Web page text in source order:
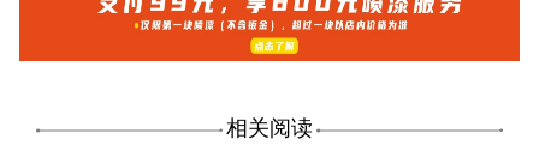
相关阅读